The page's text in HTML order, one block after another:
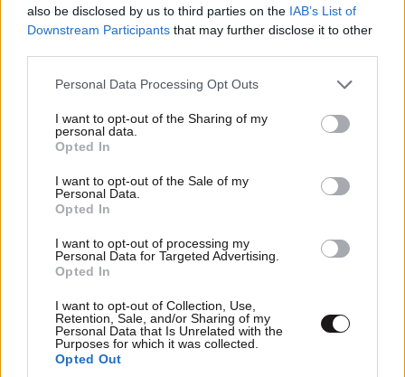
also be disclosed by us to third parties on the IAB’s List of
Downstream Participants that may further disclose it to other
Please note that this website/app uses one or more Google
not limited to your visit or usage behaviour. You may click to
grant or deny consent to Google and its third-party tags to
use your data for below specified purposes in below Google
consent section.
Personal Data Processing Opt Outs
I want to opt-out of the Sharing of my
personal data.
Opted In
I want to opt-out of the Sale of my
Personal Data.
Opted In
I want to opt-out of processing my
Personal Data for Targeted Advertising.
Opted In
I want to opt-out of Collection, Use,
Retention, Sale, and/or Sharing of my
Personal Data that Is Unrelated with the
Purposes for which it was collected.
Opted Out
10·08·2026 00:07
Σαν σήμερα 10 Αυγούστου: Η Ελλάδα αγγίζει
πέντε θαλασσών»